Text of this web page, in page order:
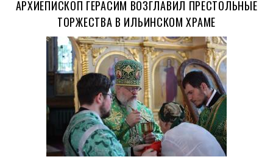
АРХИЕПИСКОП ГЕРАСИМ ВОЗГЛАВИЛ ПРЕСТОЛЬНЫЕ
ТОРЖЕСТВА В ИЛЬИНСКОМ ХРАМЕ